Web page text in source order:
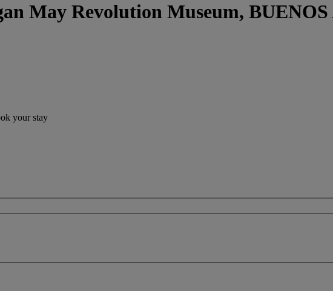
May Revolution Museum,
your stay